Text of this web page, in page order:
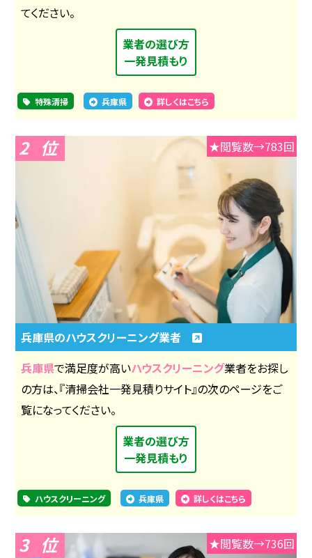
てください。
業者の選び方
一発見積もり
特殊清掃 兵庫県 詳しくはこちら
2 ★閲覧数→783回
兵庫県のハウスクリーニング業者
兵庫県で満足度が高いハウスクリーニング業者をお探し
の方は、『清掃会社一発見積りサイト』の次のページをご
覧になってください。
業者の選び方
一発見積もり
ハウスクリーニング 兵庫県 詳しくはこちら
3 ★閲覧数→736回